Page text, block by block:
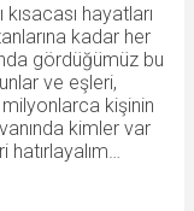
hayatları
kadar her
gördüğümüz bu
ve eşleri,
kişinin
kimler var